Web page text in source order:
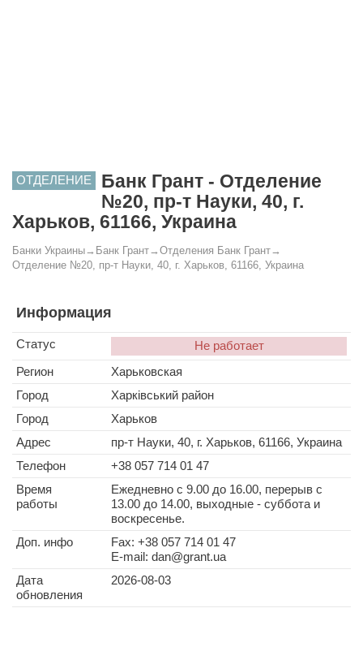
ОТДЕЛЕНИЕ
Банк Грант - Отделение
№20, пр-т Науки, 40, г.
Харьков, 61166, Украина
Банки Украины→ Банк Грант→ Отделения Банк Грант→
Отделение №20, пр-т Науки, 40, г. Харьков, 61166, Украина
Информация
Статус
Не работает
Регион
Харьковская
Город
Харківський район
Город
Харьков
Адрес
пр-т Науки, 40, г. Харьков, 61166, Украина
Телефон
+38 057 714 01 47
Время
работы
Ежедневно с 9.00 до 16.00, перерыв с
13.00 до 14.00, выходные - суббота и
воскресенье.
Доп. инфо
Fax: +38 057 714 01 47
E-mail: dan@grant.ua
Дата
обновления
2026-08-03